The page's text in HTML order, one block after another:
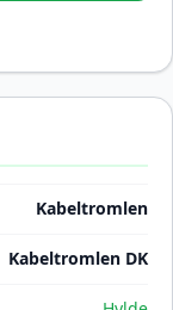
Kabeltromlen
Kabeltromlen DK